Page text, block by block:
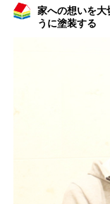
家への想いを大
うに塗装する